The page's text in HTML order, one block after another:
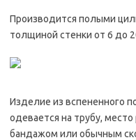
Производится полыми
толщиной стенки от 6 до
Изделие из вспененного
одевается на трубу,
бандажом или обычным